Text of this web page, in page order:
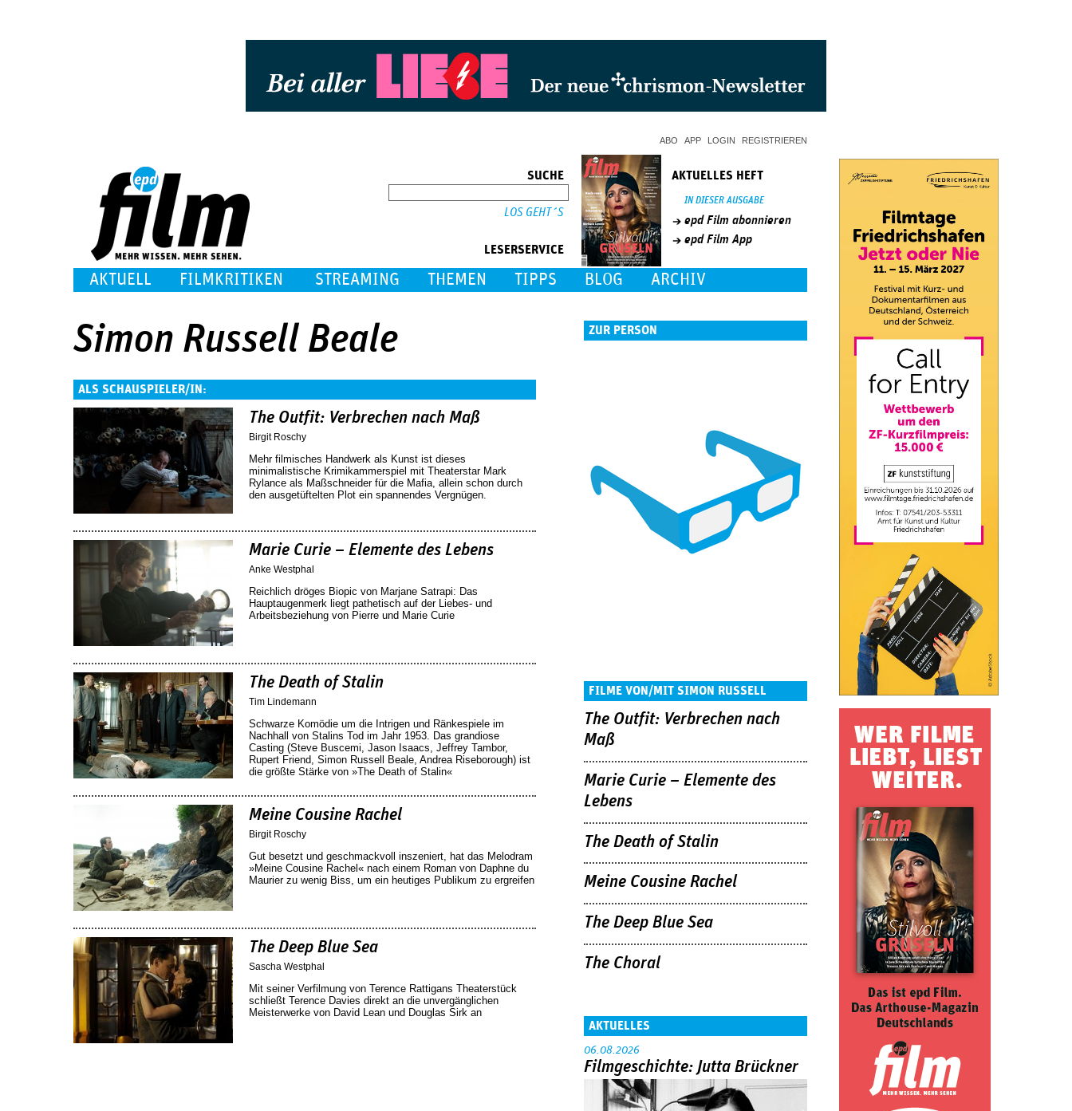
ABO APP LOGIN REGISTRIEREN
SUCHE
LESERSERVICE
AKTUELLES HEFT
IN DIESER AUSGABE
epd Film abonnieren
epd Film App
AKTUELL FILMKRITIKEN STREAMING THEMEN TIPPS BLOG ARCHIV
Simon Russell Beale
ALS SCHAUSPIELER/IN:
The Outfit: Verbrechen nach Maß
Birgit Roschy
Mehr filmisches Handwerk als Kunst ist dieses
minimalistische Krimikammerspiel mit Theaterstar Mark
Rylance als Maßschneider für die Mafia, allein schon durch
den ausgetüftelten Plot ein spannendes Vergnügen.
Marie Curie – Elemente des Lebens
Anke Westphal
Reichlich dröges Biopic von Marjane Satrapi: Das
Hauptaugenmerk liegt pathetisch auf der Liebes- und
Arbeitsbeziehung von Pierre und Marie Curie
The Death of Stalin
Tim Lindemann
Schwarze Komödie um die Intrigen und Ränkespiele im
Nachhall von Stalins Tod im Jahr 1953. Das grandiose
Casting (Steve Buscemi, Jason Isaacs, Jeffrey Tambor,
Rupert Friend, Simon Russell Beale, Andrea Riseborough) ist
die größte Stärke von »The Death of Stalin«
Meine Cousine Rachel
Birgit Roschy
Gut besetzt und geschmackvoll inszeniert, hat das Melodram
»Meine Cousine Rachel« nach einem Roman von Daphne du
Maurier zu wenig Biss, um ein heutiges Publikum zu ergreifen
The Deep Blue Sea
Sascha Westphal
Mit seiner Verfilmung von Terence Rattigans Theaterstück
schließt Terence Davies direkt an die unvergänglichen
Meisterwerke von David Lean und Douglas Sirk an
ZUR PERSON
FILME VON/MIT SIMON RUSSELL
BEALE
The Outfit: Verbrechen nach
Maß
Marie Curie – Elemente des
Lebens
The Death of Stalin
Meine Cousine Rachel
The Deep Blue Sea
The Choral
AKTUELLES
06.08.2026
Filmgeschichte: Jutta Brückner